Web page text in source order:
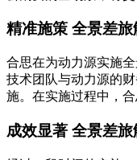
精准施策 全景差
合思在为动力源实施
技术团队与动力源的
施。在实施过程中，
成效显著 全景差